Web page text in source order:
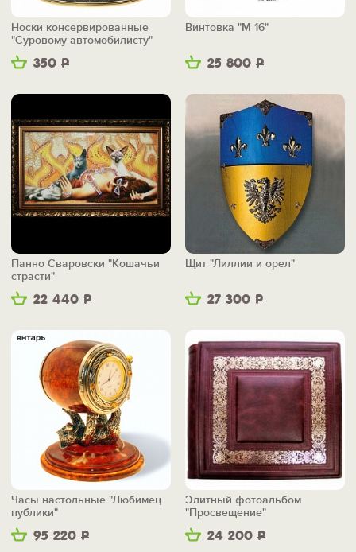
350 Р
Носки консервированные
"Суровому автомобилисту"
25 800 Р
Винтовка "М 16"
22 440 Р
Панно Сваровски "Кошачьи
страсти"
27 300 Р
Щит "Лиллии и орел"
95 220 Р
Часы настольные "Любимец
публики"
24 200 Р
Элитный фотоальбом
"Просвещение"